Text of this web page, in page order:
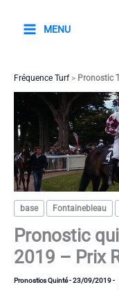
MENU
Fréquence Turf> Pronostic
base Fontainebleau
Pronostic
2019 – Prix
Pronostics Quinté-23/09/2019-